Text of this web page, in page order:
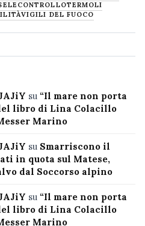
TERMOLI
VIGILI DEL FUOCO
su “Il mare non porta
libro di Lina Colacillo
Marino
su Smarriscono il
in quota sul Matese,
dal Soccorso alpino
su “Il mare non porta
libro di Lina Colacillo
Marino